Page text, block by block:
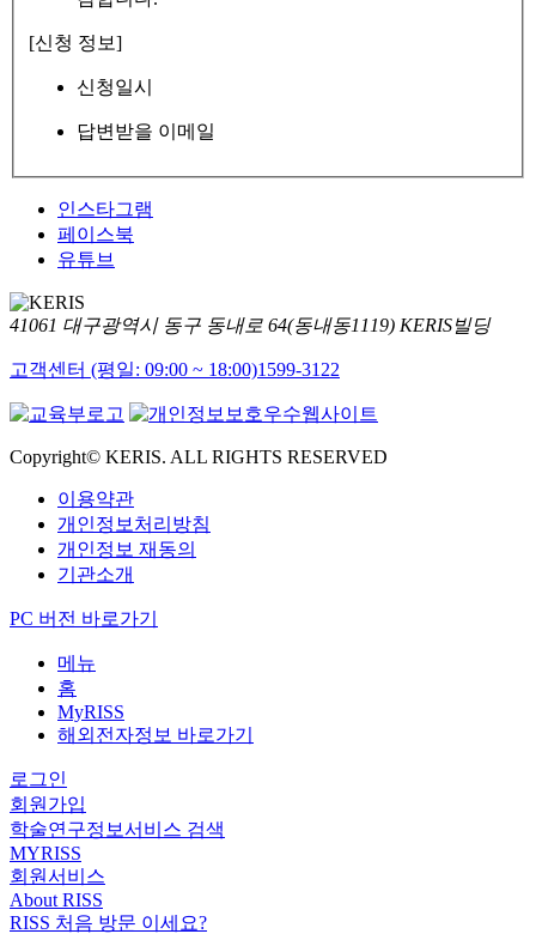
[신청 정보]
신청일시
답변받을 이메일
인스타그램
페이스북
유튜브
41061 대구광역시 동구 동내로 64(동내동1119) KERIS빌딩
고객센터 (평일: 09:00 ~ 18:00)1599-3122
Copyright© KERIS. ALL RIGHTS RESERVED
이용약관
개인정보처리방침
개인정보 재동의
기관소개
PC 버전 바로가기
메뉴
홈
MyRISS
해외전자정보 바로가기
로그인
회원가입
학술연구정보서비스 검색
MYRISS
회원서비스
About RISS
RISS 처음 방문 이세요?